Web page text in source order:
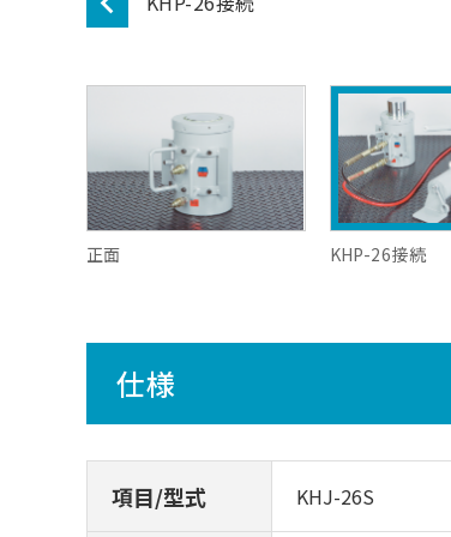
正面 KHP-26接続
仕様
項目/型式 KHJ-26S